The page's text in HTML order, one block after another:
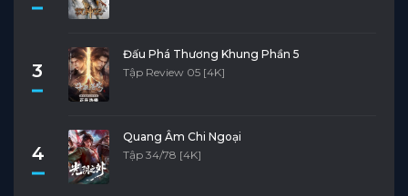
3
Đấu Phá Thương Khung Phần 5
Tập Review 05 [4K]
4
Quang Âm Chi Ngoại
Tập 34/78 [4K]